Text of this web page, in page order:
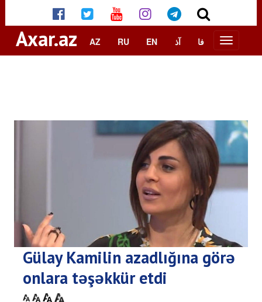
Axar.az AZ RU EN آذ فا
Gülay Kamilin azadlığına görə
onlara təşəkkür etdi